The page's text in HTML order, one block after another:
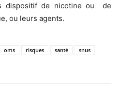
dispositif de nicotine ou de
ou leurs agents.
oms risques santé
snus